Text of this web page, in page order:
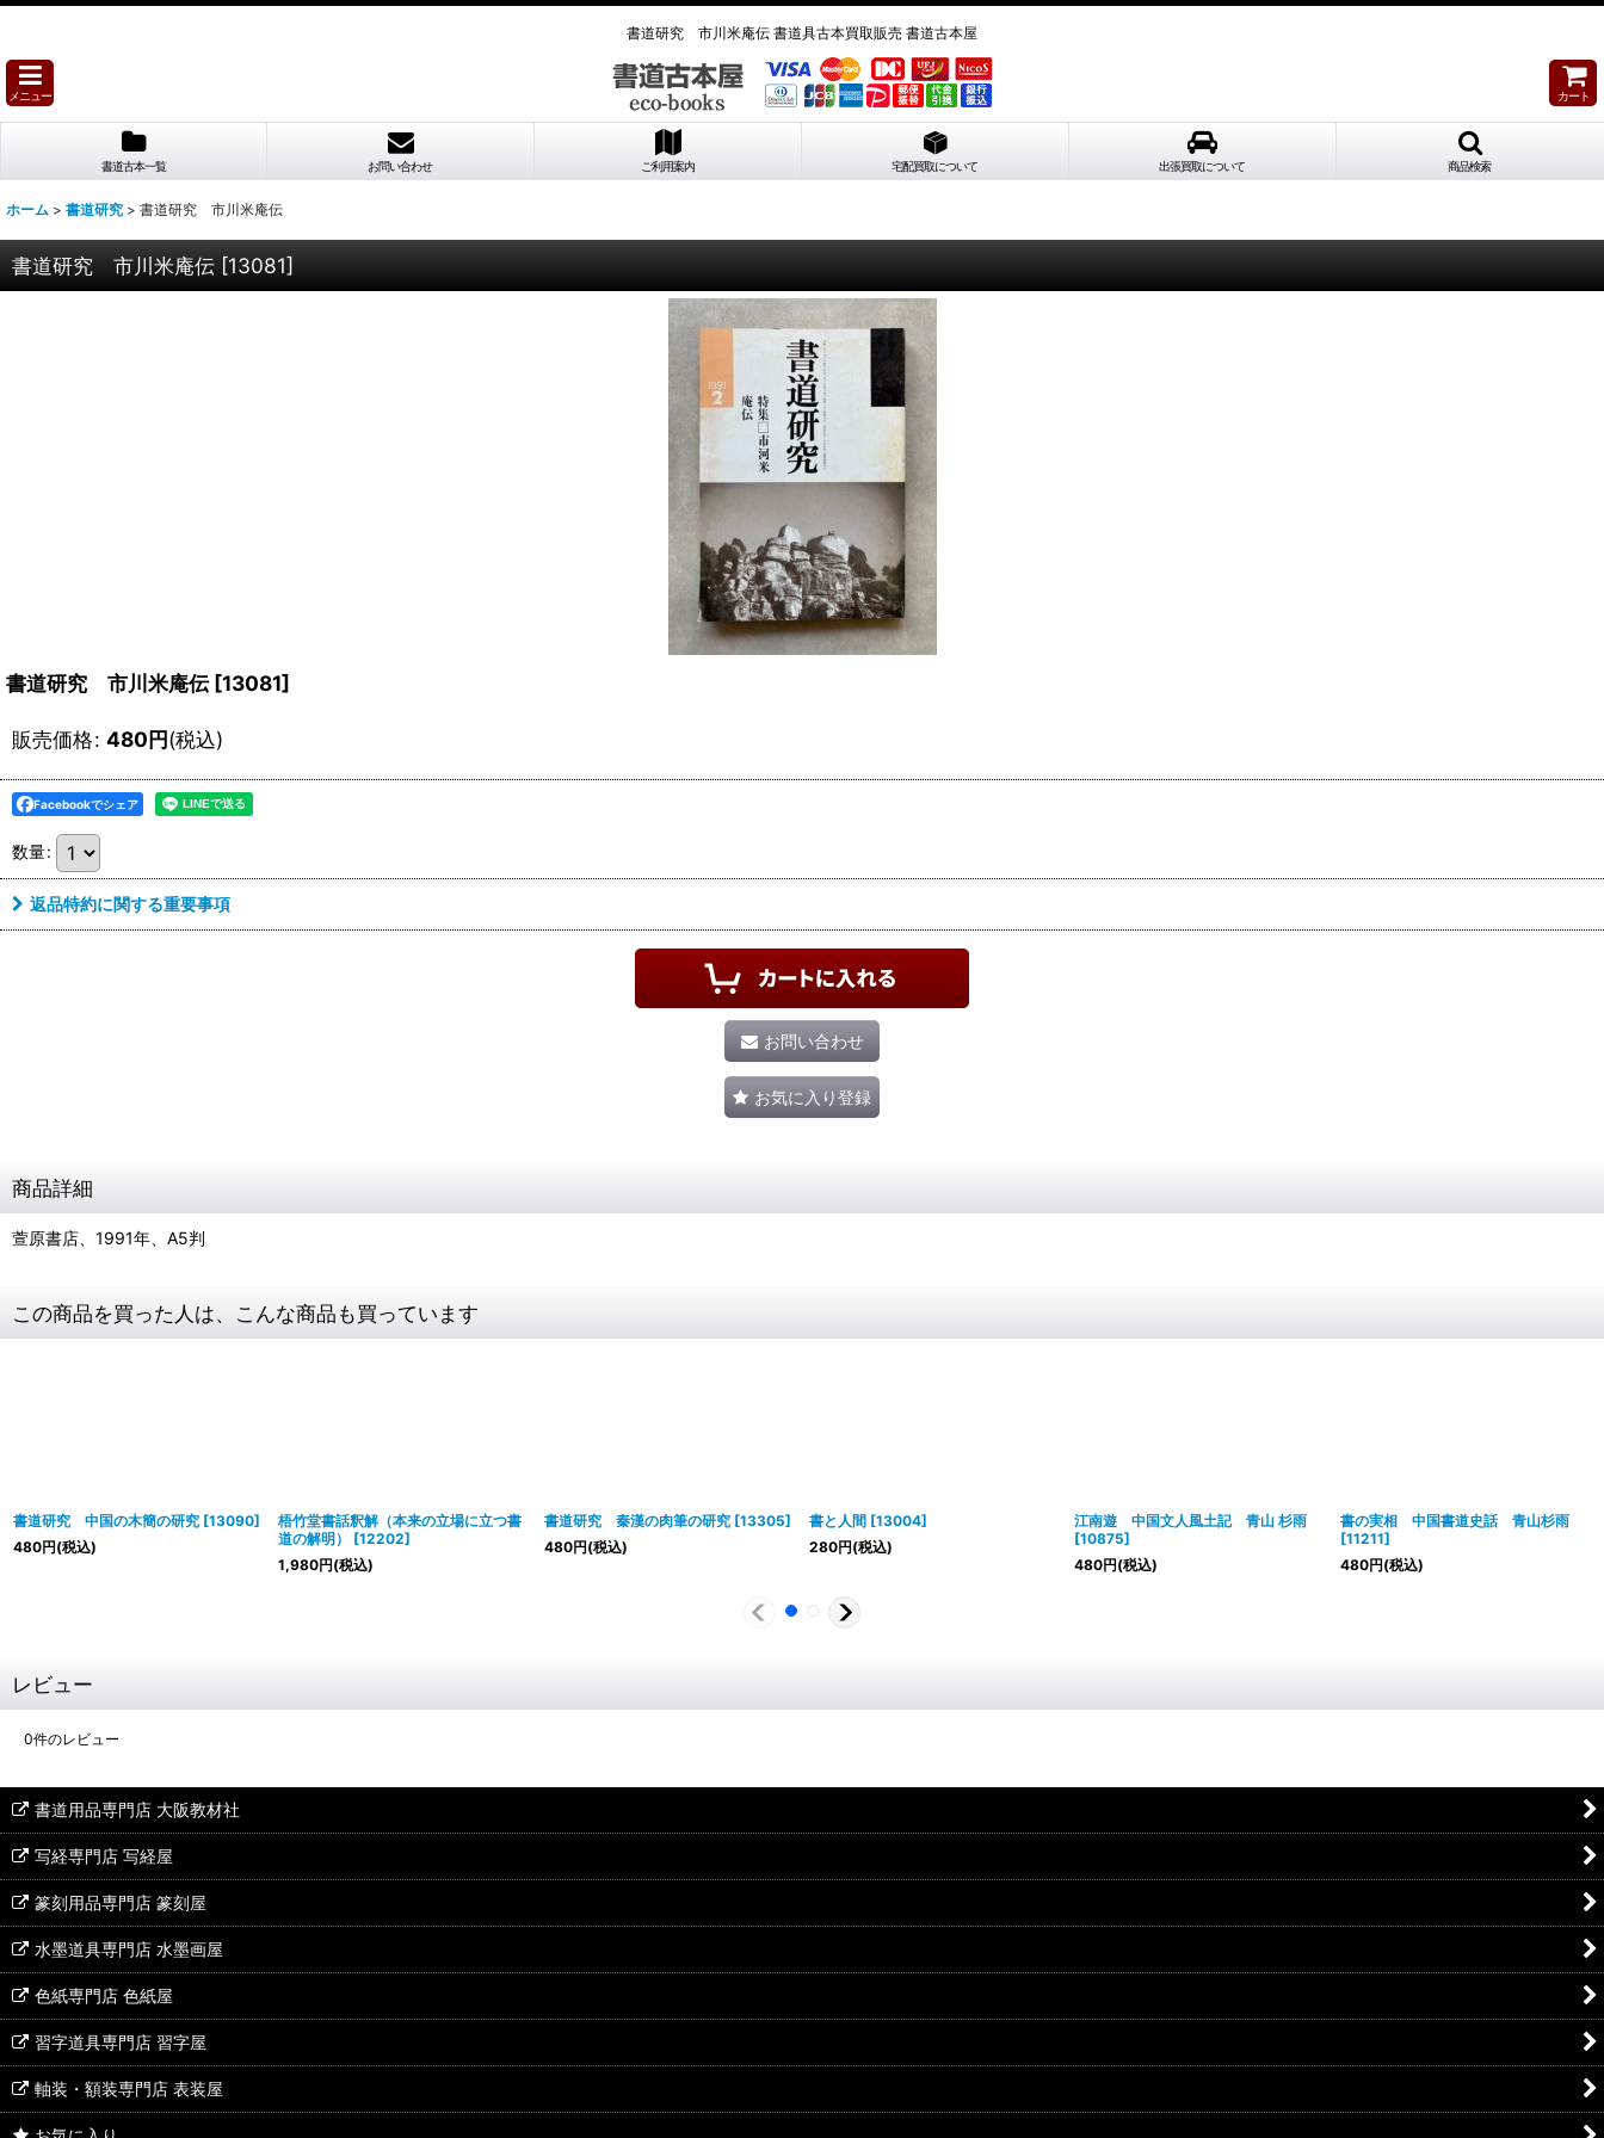
書道研究 市川米庵伝 書道具古本買取販売 書道古本屋
メニュー カート
書道古本一覧 お問い合わせ ご利用案内 宅配買取について 出張買取について 商品検索
ホーム > 書道研究 > 書道研究 市川米庵伝
書道研究 市川米庵伝 [13081]
書道研究 市川米庵伝 [13081]
販売価格: 480円(税込)
Facebookでシェア
数量:
返品特約に関する重要事項
お問い合わせ
お気に入り登録
商品詳細
萱原書店、1991年、A5判
この商品を買った人は、こんな商品も買っています
書道研究 中国の木簡の研究 [13090]
480円(税込)
梧竹堂書話釈解（本来の立場に立つ書
道の解明）
[12202]
1,980円(税込)
書道研究 秦漢の肉筆の研究 [13305]
480円(税込)
書と人間 [13004]
280円(税込)
江南遊 中国文人風土記 青山 杉雨
[10875]
480円(税込)
書の実相 中国書道史話 青山杉雨
[11211]
480円(税込)
レビュー
0件のレビュー
書道用品専門店 大阪教材社
写経専門店 写経屋
篆刻用品専門店 篆刻屋
水墨道具専門店 水墨画屋
色紙専門店 色紙屋
習字道具専門店 習字屋
軸装・額装専門店 表装屋